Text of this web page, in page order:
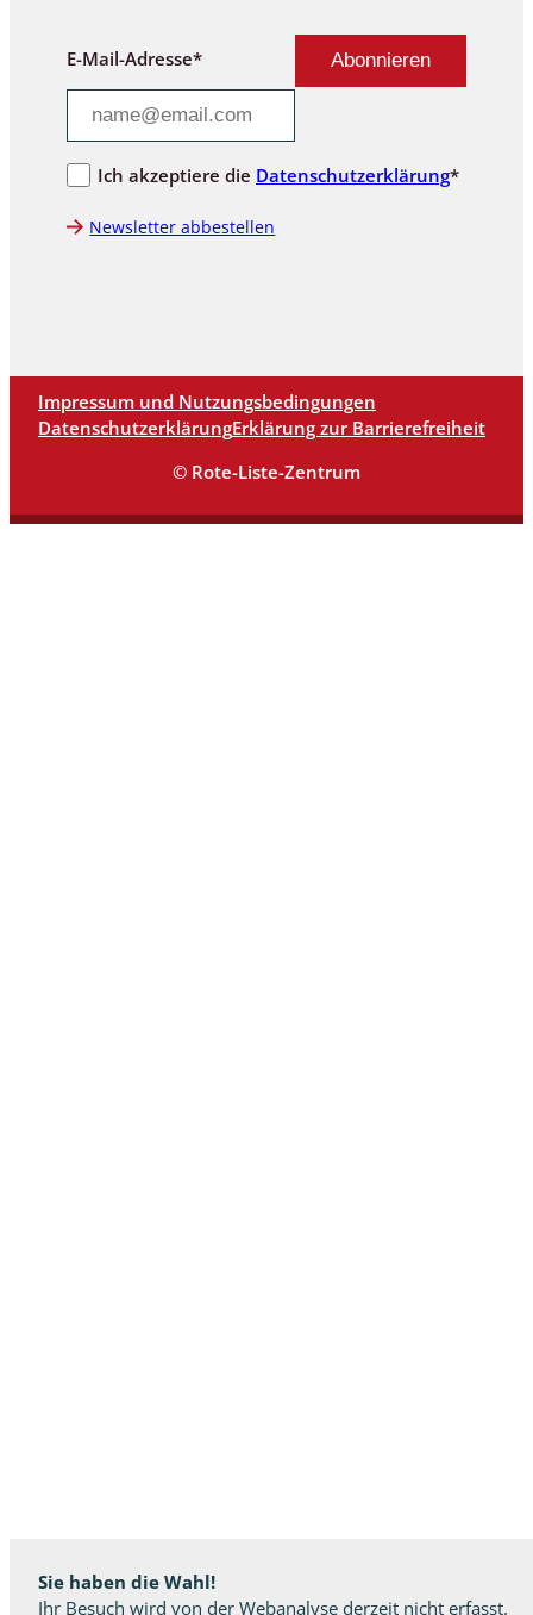
Sie haben die Wahl!
Ihr Besuch wird von der Webanalyse derzeit nicht erfasst.
E-Mail-Adresse*
Ich akzeptiere die Datenschutzerklärung*
Newsletter abbestellen
Impressum und Nutzungsbedingungen
DatenschutzerklärungErklärung zur Barrierefreiheit
© Rote-Liste-Zentrum